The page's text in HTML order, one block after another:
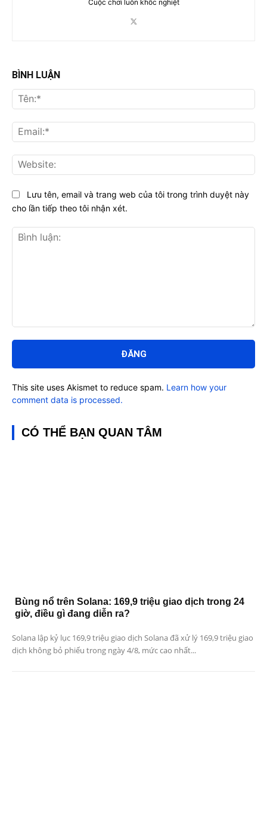
Cuộc chơi luôn khốc nghiệt
BÌNH LUẬN
luận:
Lưu tên, email và trang web của tôi trong trình duyệt này
cho lần tiếp theo tôi nhận xét.
This site uses Akismet to reduce spam. Learn how your
comment data is processed.
CÓ THỂ BẠN QUAN TÂM
Bùng nổ trên Solana: 169,9 triệu giao dịch trong 24
giờ, điều gì đang diễn ra?
Solana lập kỷ lục 169,9 triệu giao dịch Solana đã xử lý 169,9 triệu giao
dịch không bỏ phiếu trong ngày 4/8, mức cao nhất...